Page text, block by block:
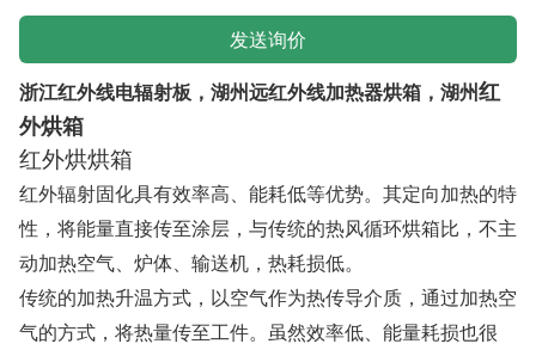
发送询价
浙江红外线电辐射板，湖州远红外线加热器烘箱，湖州红
外烘箱
红外烘烘箱
红外辐射固化具有效率高、能耗低等优势。其定向加热的特
性，将能量直接传至涂层，与传统的热风循环烘箱比，不主
动加热空气、炉体、输送机，热耗损低。
传统的加热升温方式，以空气作为热传导介质，通过加热空
气的方式，将热量传至工件。虽然效率低、能量耗损也很